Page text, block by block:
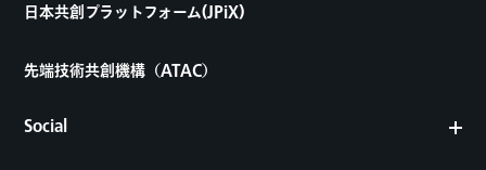
Social
日本共創プラットフォーム(JPiX)
先端技術共創機構（ATAC）